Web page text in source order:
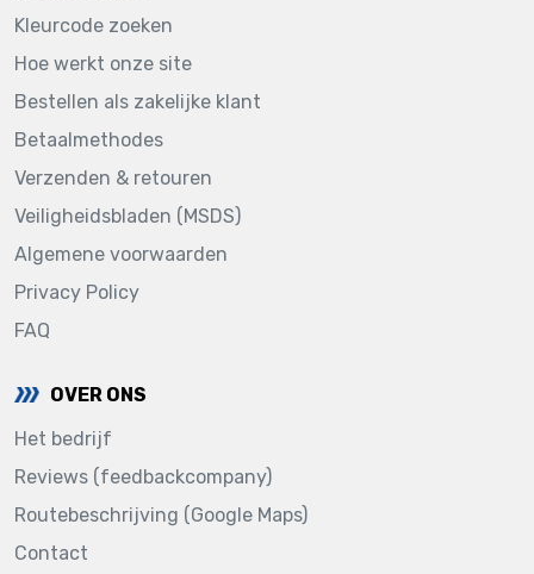
Kleurcode zoeken
Hoe werkt onze site
Bestellen als zakelijke klant
Betaalmethodes
Verzenden & retouren
Veiligheidsbladen (MSDS)
Algemene voorwaarden
Privacy Policy
FAQ
OVER ONS
Het bedrijf
Reviews (feedbackcompany)
Routebeschrijving (Google Maps)
Contact